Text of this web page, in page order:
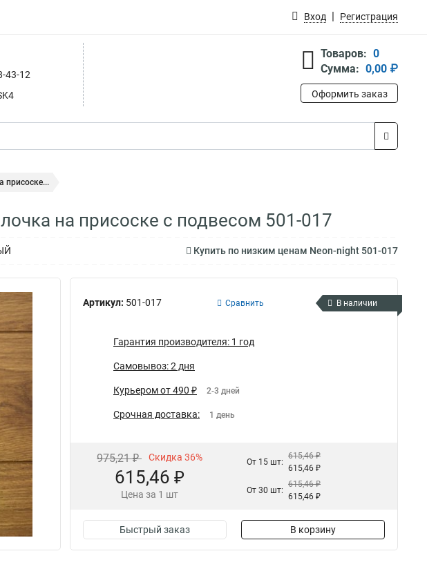
Вход Регистрация
43-12
Товаров: 0
Сумма: 0,00 ₽
Оформить заказ
присоске...
на присоске с подвесом 501-017
Купить по низким ценам Neon-night 501-017
Артикул: 501-017 Сравнить В наличии
Гарантия производителя: 1 год
Самовывоз: 2 дня
Курьером от 490 ₽ 2-3 дней
Срочная доставка: 1 день
975,21 ₽ Скидка 36%
615,46 ₽
Цена за 1 шт
От 15 шт:
615,46 ₽
615,46 ₽
От 30 шт:
615,46 ₽
615,46 ₽
Быстрый заказ В корзину